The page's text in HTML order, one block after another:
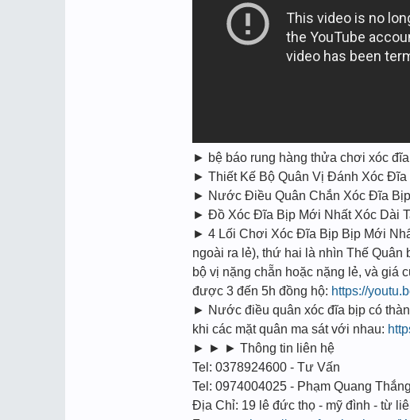
► bệ báo rung hàng thửa chơi xóc
► Thiết Kế Bộ Quân Vị Đánh Xóc
► Nước Điều Quân Chắn Xóc Đĩa
► Đồ Xóc Đĩa Bịp Mới Nhất Xóc Dài
► 4 Lối Chơi Xóc Đĩa Bịp Bịp Mới
ngoài ra lẻ), thứ hai là nhìn Thế
bộ vị nặng chẵn hoặc nặng lẻ, và giá
được 3 đến 5h đồng hộ: https://
► Nước điều quân xóc đĩa bịp có
khi các mặt quân ma sát với nhau:
► ► ► Thông tin liên hệ
Tel: 0378924600 - Tư Vấn
Tel: 0974004025 - Phạm Quang Thắng
Địa Chỉ: 19 lê đức thọ - mỹ đình - từ